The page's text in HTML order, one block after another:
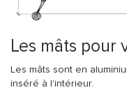
Les mâts pour
Les mâts sont en
inséré à l'intérieur.